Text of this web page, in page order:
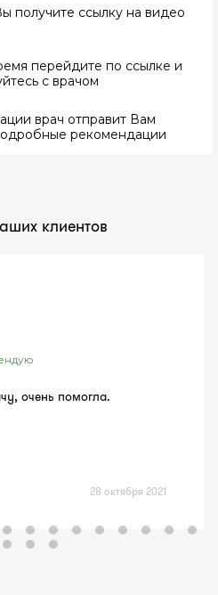
получите ссылку на видео
перейдите по ссылке и
с врачом
врач отправит Вам
рекомендации
клиентов
очень помогла.
28 октября 2021